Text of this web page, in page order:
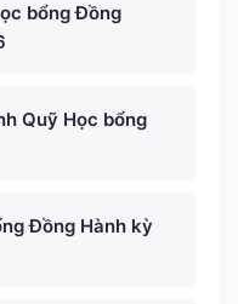
bổng Đồng
Quỹ Học bổng
Đồng Hành kỳ